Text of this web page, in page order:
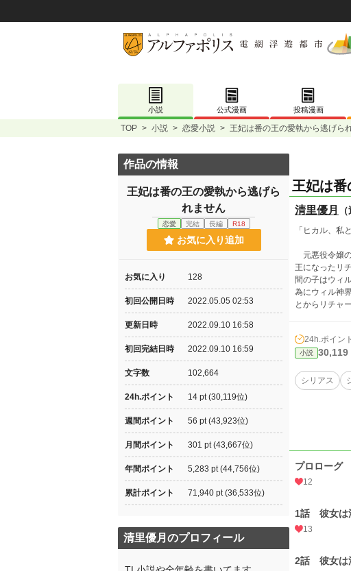
小説 公式漫画 投稿漫画
TOP > 小説 > 恋愛小説 > 王妃は番の王の愛執から逃げら
王妃は
清里優月
「ヒカル、私
元悪役令嬢
王になったリ
間の子はウィ
為にウィル神
とからリチャ
24h.ポイント
小説 30,119
シリアス
プロローグ
12
1話 彼女は
13
2話 彼女は
作品の情報
王妃は番の王の愛執から逃げら
れません
恋愛 完結 長編 R18
お気に入り追加
お気に入り 128
初回公開日時 2022.05.05 02:53
更新日時 2022.09.10 16:58
初回完結日時 2022.09.10 16:59
文字数 102,664
24h.ポイント 14 pt (30,119位)
週間ポイント 56 pt (43,923位)
月間ポイント 301 pt (43,667位)
年間ポイント 5,283 pt (44,756位)
累計ポイント 71,940 pt (36,533位)
清里優月のプロフィール